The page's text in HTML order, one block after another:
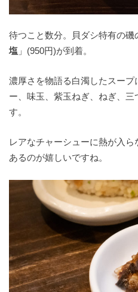
待つこと数分。貝ダシ特有の磯
塩 」(950円)が到着。
濃厚さを物語る白濁したスープ
ー、味玉、紫玉ねぎ、ねぎ、
す。
レアなチャーシューに熱が入
あるのが嬉しいですね。